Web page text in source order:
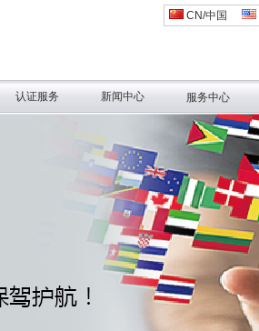
CN/中国
认证服务 新闻中心 服务中心